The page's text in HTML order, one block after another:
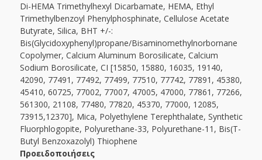
Di-HEMA Trimethylhexyl Dicarbamate, HEMA, Ethyl
Trimethylbenzoyl Phenylphosphinate, Cellulose Acetate
Butyrate, Silica, BHT +/-:
Bis(Glycidoxyphenyl)propane/Bisaminomethylnorbornane
Copolymer, Calcium Aluminum Borosilicate, Calcium
Sodium Borosilicate, CI [15850, 15880, 16035, 19140,
42090, 77491, 77492, 77499, 77510, 77742, 77891, 45380,
45410, 60725, 77002, 77007, 47005, 47000, 77861, 77266,
561300, 21108, 77480, 77820, 45370, 77000, 12085,
73915,12370], Mica, Polyethylene Terephthalate, Synthetic
Fluorphlogopite, Polyurethane-33, Polyurethane-11, Bis(T-
Butyl Benzoxazolyl) Thiophene
Προειδοποιήσεις